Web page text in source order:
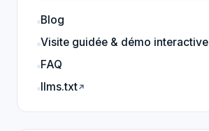
Blog
Visite guidée & démo interactive
FAQ
llms.txt↗